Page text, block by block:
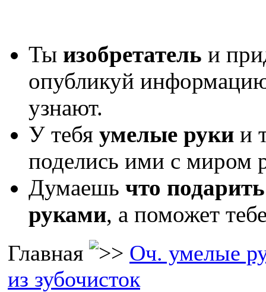
Ты изобретатель и
опубликуй
узнают.
У тебя умелые руки и
поделись ими с миром
Думаешь что
руками, а поможет
Главная
Оч. умелые
из зубочисток